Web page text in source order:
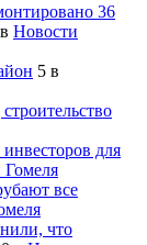
36
в Новости
5 в
для
Гомеля
все
что